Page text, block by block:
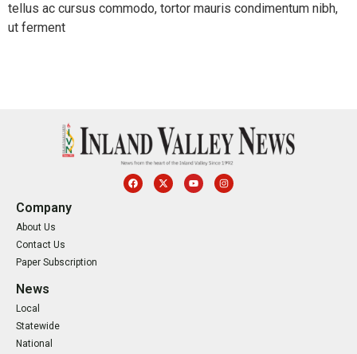
tellus ac cursus commodo, tortor mauris condimentum nibh,
ut ferment
Company
About Us
Contact Us
Paper Subscription
News
Local
Statewide
National